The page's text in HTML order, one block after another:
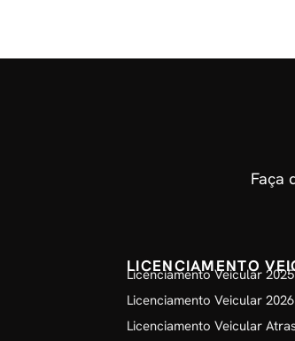
Faça
LICENCIAMENTO
Licenciamento Veicular 2025
Licenciamento Veicular 2026
Licenciamento Veicular